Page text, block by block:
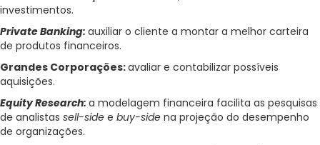
investimentos.
Private Banking: auxiliar o cliente a montar a melhor carteira
de produtos financeiros.
Grandes Corporações:avaliar e contabilizar possíveis
aquisições.
Equity Research: a modelagem financeira facilita as pesquisas
de analistas sell-side e buy-side na projeção do desempenho
de organizações.